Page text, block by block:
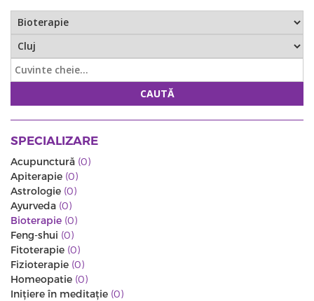
CAUTĂ
SPECIALIZARE
Acupunctură (0)
Apiterapie (0)
Astrologie (0)
Ayurveda (0)
Bioterapie (0)
Feng-shui (0)
Fitoterapie (0)
Fizioterapie (0)
Homeopatie (0)
Iniţiere în meditaţie (0)